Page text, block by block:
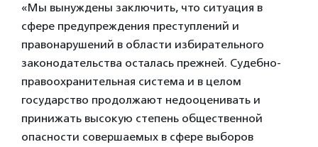
«Мы вынуждены заключить, что ситуация в
сфере предупреждения преступлений и
правонарушений в области избирательного
законодательства осталась прежней. Судебно-
правоохранительная система и в целом
государство продолжают недооценивать и
принижать высокую степень общественной
опасности совершаемых в сфере выборов